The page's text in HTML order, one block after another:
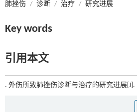
肺挫伤 / 诊断 / 治疗 / 研究进展
Key words
引用本文
. 外伤所致肺挫伤诊断与治疗的研究进展[J].